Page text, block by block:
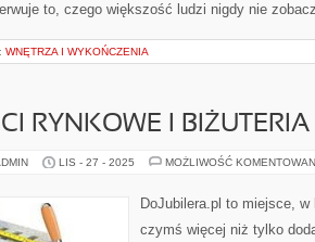
to, czego większość ludzi nigdy nie
WNĘTRZA I WYKOŃCZENIA
RYNKOWE I BIŻUTERIA
LIS - 27 - 2025 MOŻLIWOŚĆ
DoJubilera.pl to miejsce,
czymś więcej niż tylko